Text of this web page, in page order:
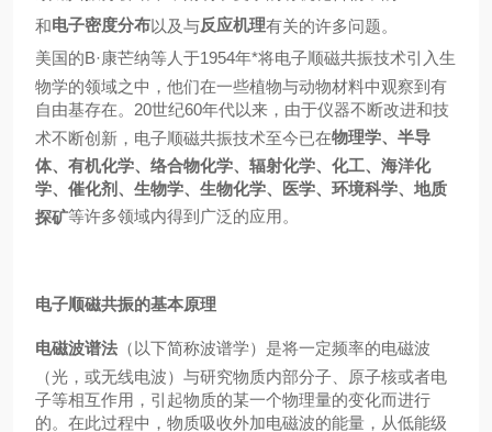
和电子密度分布 以及与反应机理有关的许多问题。
美国的B·康芒纳等人于1954年*将电子顺磁共振技术引入生
物学的领域之中，他们在一些植物与动物材料中观察到有
自由基存在。20世纪60年代以来，由于仪器不断改进和技
术不断创新，电子顺磁共振技术至今已在物理学、半导
体、有机化学、络合物化学、辐射化学、化工、海洋化
学、催化剂、生物学、生物化学、医学、环境科学、地质
探矿等许多领域内得到广泛的应用。
电子顺磁共振的基本原理
电磁波谱法 （以下简称波谱学）是将一定频率的电磁波
（光，或无线电波）与研究物质内部分子、原子核或者电
子等相互作用，引起物质的某一个物理量的变化而进行
的。在此过程中，物质吸收外加电磁波的能量，从低能级